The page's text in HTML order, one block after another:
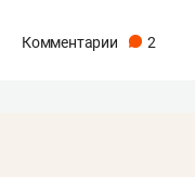
Комментарии 2